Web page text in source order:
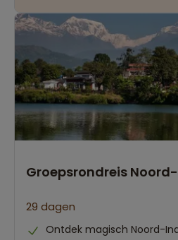
Groepsrondreis
29 dagen
Ontdek magisch Noord-